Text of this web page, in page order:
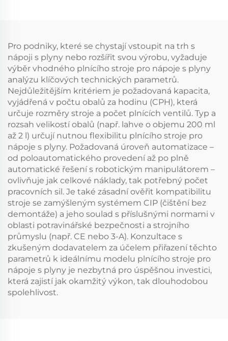
Pro podniky, které se chystají vstoupit na trh s
nápoji s plyny nebo rozšířit svou výrobu, vyžaduje
výběr vhodného plnícího stroje pro nápoje s plyny
analýzu klíčových technických parametrů.
Nejdůležitějším kritériem je požadovaná kapacita,
vyjádřená v počtu obalů za hodinu (CPH), která
určuje rozměry stroje a počet plnících ventilů. Typ a
rozsah velikostí obalů (např. lahve o objemu 200 ml
až 2 l) určují nutnou flexibilitu plnícího stroje pro
nápoje s plyny. Požadovaná úroveň automatizace –
od poloautomatického provedení až po plně
automatické řešení s robotickým manipulátorem –
ovlivňuje jak celkové náklady, tak potřebný počet
pracovních sil. Je také zásadní ověřit kompatibilitu
stroje se zamýšleným systémem CIP (čištění bez
demontáže) a jeho soulad s příslušnými normami v
oblasti potravinářské bezpečnosti a strojního
průmyslu (např. CE nebo 3-A). Konzultace s
zkušeným dodavatelem za účelem přiřazení těchto
parametrů k ideálnímu modelu plnícího stroje pro
nápoje s plyny je nezbytná pro úspěšnou investici,
která zajistí jak okamžitý výkon, tak dlouhodobou
spolehlivost.